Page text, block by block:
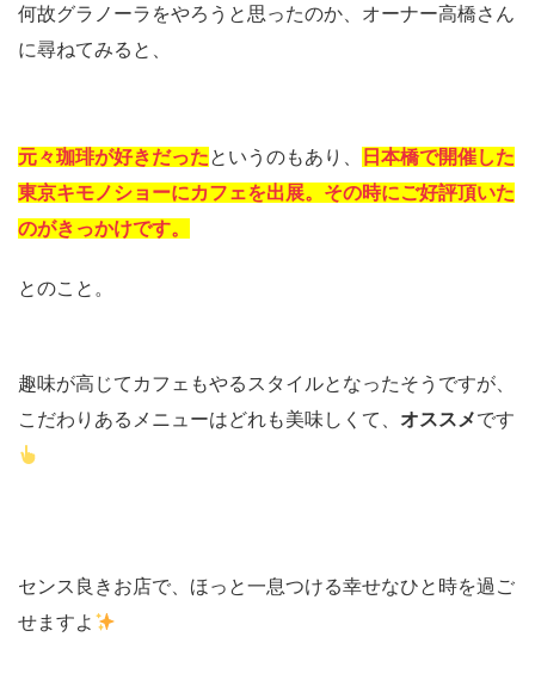
何故グラノーラをやろうと思ったのか、オーナー高橋さん
に尋ねてみると、
元々珈琲が好きだったというのもあり、
日本橋で開催した
東京キモノショーにカフェを出展。その時にご好評頂いた
のがきっかけです。
とのこと。
趣味が高じてカフェもやるスタイルとなったそうですが、
こだわりあるメニューはどれも美味しくて、 オススメです
センス良きお店で、ほっと一息つける幸せなひと時を過ご
せますよ